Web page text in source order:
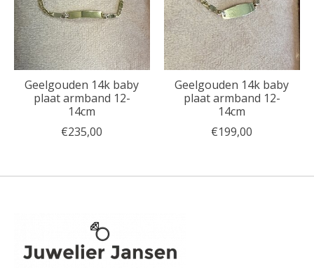
Geelgouden 14k baby
plaat armband 12-
14cm
€235,00
Geelgouden 14k baby
plaat armband 12-
14cm
€199,00